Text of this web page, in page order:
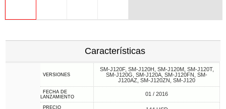
Características
VERSIONES
SM-J120F, SM-J120H, SM-J120M, SM-J120T,
SM-J120G, SM-J120A, SM-J120FN, SM-
J120AZ, SM-J120ZN, SM-J120
FECHA DE
LANZAMIENTO
01 / 2016
PRECIO